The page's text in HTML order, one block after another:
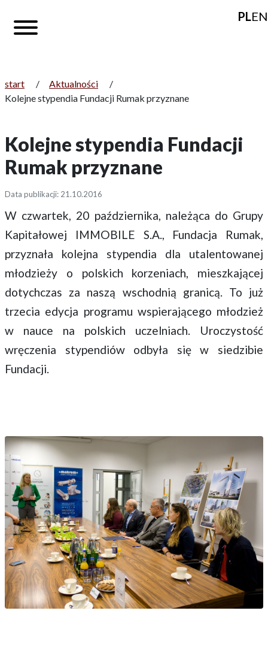
PLEN
start / Aktualności
/
Kolejne stypendia Fundacji Rumak przyznane
Kolejne stypendia Fundacji
Rumak przyznane
Data publikacji: 21.10.2016
W czwartek, 20 października, należąca do Grupy
Kapitałowej IMMOBILE S.A., Fundacja Rumak,
przyznała kolejna stypendia dla utalentowanej
młodzieży o polskich korzeniach, mieszkającej
dotychczas za naszą wschodnią granicą. To już
trzecia edycja programu wspierającego młodzież
w nauce na polskich uczelniach. Uroczystość
wręczenia stypendiów odbyła się w siedzibie
Fundacji.